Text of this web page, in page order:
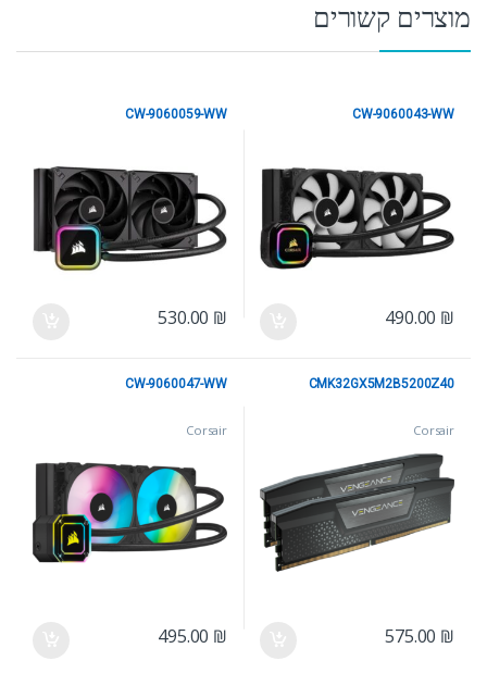
מוצרים קשורים
CW-9060043-WW
490.00 ₪
CW-9060059-WW
530.00 ₪
Corsair
CMK32GX5M2B5200Z40
575.00 ₪
Corsair
CW-9060047-WW
495.00 ₪